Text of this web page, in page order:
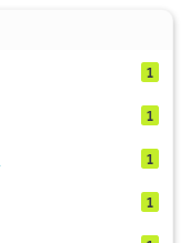
1
1
1
1